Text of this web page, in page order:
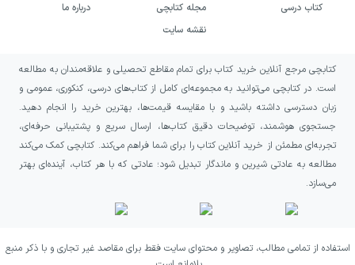
سرمایه‌داری همراه می‌کند.
خرید کتاب ذهنیت ضد
سرمایه‌داری به چه کسانی پیشنهاد
می‌شود؟
اگر به اقتصاد، سرمایه‌داری و آزادی اقتصادی علاقه
دارید و می‌خواهید فراتر از تعریف‌های معمول با
استدلال‌های موافق بازار آشنا شوید، این کتاب
برای خوانندگانی جذاب است که درباره دلایل
کتاب درسی
مجله کتابچی
نقشه سایت
درباره ما
کتابچی مرجع آنلاین خرید کتاب برای تمام مقاطع تحصیلی و علاقه‌مندان به مطالعه
است. در کتابچی می‌توانید به مجموعه‌ای کامل از کتاب‌های درسی، کنکوری، عمومی و
زبان دسترسی داشته باشید و با مقایسه قیمت‌ها، بهترین خرید را انجام دهید.
جستجوی هوشمند، توضیحات دقیق کتاب‌ها، ارسال سریع و پشتیبانی حرفه‌ای،
تجربه‌ای مطمئن از خرید آنلاین کتاب را برای شما فراهم می‌کند. کتابچی کمک می‌کند
مطالعه به عادتی شیرین و ماندگار تبدیل شود؛ عادتی که با هر کتاب، آینده‌ای بهتر
می‌سازد.
استفاده از تمامی مطالب، تصاویر و محتوای سایت فقط برای مقاصد غیر تجاری و با ذکر منبع